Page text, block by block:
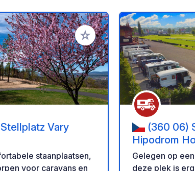
Voeg toe aan je favorieten
Vary
staanplaatsen,
voor caravans en
(360 06)
Hipodrom
Vary
Gelegen op
deze plek is